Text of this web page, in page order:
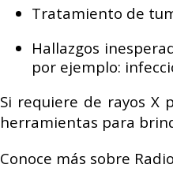
Tratamiento de
Hallazgos
por ejemplo:
Si requiere de rayos X
herramientas para
Conoce más sobre